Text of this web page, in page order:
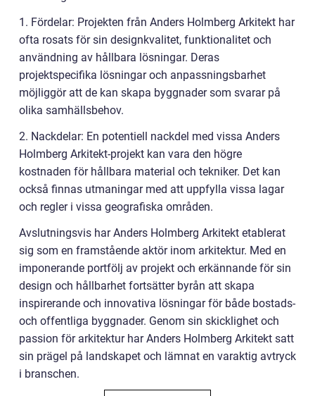
1. Fördelar: Projekten från Anders Holmberg Arkitekt har
ofta rosats för sin designkvalitet, funktionalitet och
användning av hållbara lösningar. Deras
projektspecifika lösningar och anpassningsbarhet
möjliggör att de kan skapa byggnader som svarar på
olika samhällsbehov.
2. Nackdelar: En potentiell nackdel med vissa Anders
Holmberg Arkitekt-projekt kan vara den högre
kostnaden för hållbara material och tekniker. Det kan
också finnas utmaningar med att uppfylla vissa lagar
och regler i vissa geografiska områden.
Avslutningsvis har Anders Holmberg Arkitekt etablerat
sig som en framstående aktör inom arkitektur. Med en
imponerande portfölj av projekt och erkännande för sin
design och hållbarhet fortsätter byrån att skapa
inspirerande och innovativa lösningar för både bostads-
och offentliga byggnader. Genom sin skicklighet och
passion för arkitektur har Anders Holmberg Arkitekt satt
sin prägel på landskapet och lämnat en varaktig avtryck
i branschen.